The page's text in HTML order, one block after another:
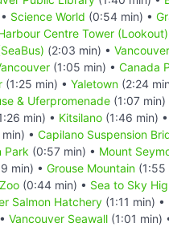
Science World (0:54 min) •
Centre Tower (Lookout)
(2:03 min) •
(1:05 min) • Canada
(1:25 min) • Yaletown (2:24
& Uferpromenade (1:07 min)
min) • Kitsilano (1:46 min) •
• Capilano Suspension
Park (0:57 min) • Mount
min) • Grouse Mountain (1:55
(0:44 min) • Sea to Sky
Salmon Hatchery (1:11 min) •
Vancouver Seawall (1:01 min)